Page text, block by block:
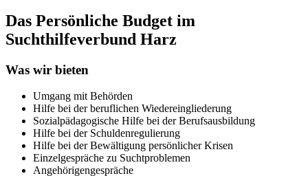
Das Persönliche Budget im
Suchthilfeverbund Harz
Was wir bieten
Umgang mit Behörden
Hilfe bei der beruflichen Wiedereingliederung
Sozialpädagogische Hilfe bei der Berufsausbildung
Hilfe bei der Schuldenregulierung
Hilfe bei der Bewältigung persönlicher Krisen
Einzelgespräche zu Suchtproblemen
Angehörigengespräche